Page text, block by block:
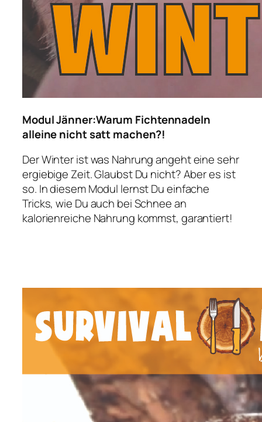
Modul Jänner:Warum Fichtennadeln
alleine nicht satt machen?!
Der Winter ist was Nahrung angeht eine sehr
ergiebige Zeit. Glaubst Du nicht? Aber es ist
so. In diesem Modul lernst Du einfache
Tricks, wie Du auch bei Schnee an
kalorienreiche Nahrung kommst, garantiert!